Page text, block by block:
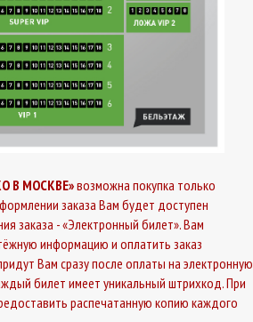
В МОСКВЕ»возможна покупка только
заказа Вам будет доступен
заказа - «Электронный билет». Вам
информацию и оплатить заказ
Вам сразу после оплаты на электронную
билет имеет уникальный штрихкод. При
распечатанную копию каждого